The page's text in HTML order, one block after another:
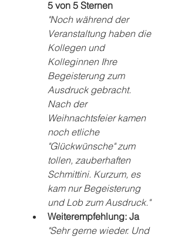
5 von 5 Sternen
"Noch während der
Veranstaltung haben die
Kollegen und
Kolleginnen Ihre
Begeisterung zum
Ausdruck gebracht.
Nach der
Weihnachtsfeier kamen
noch etliche
"Glückwünsche" zum
tollen, zauberhaften
Schmittini. Kurzum, es
kam nur Begeisterung
und Lob zum Ausdruck."
Weiterempfehlung: Ja
"Sehr gerne wieder. Und